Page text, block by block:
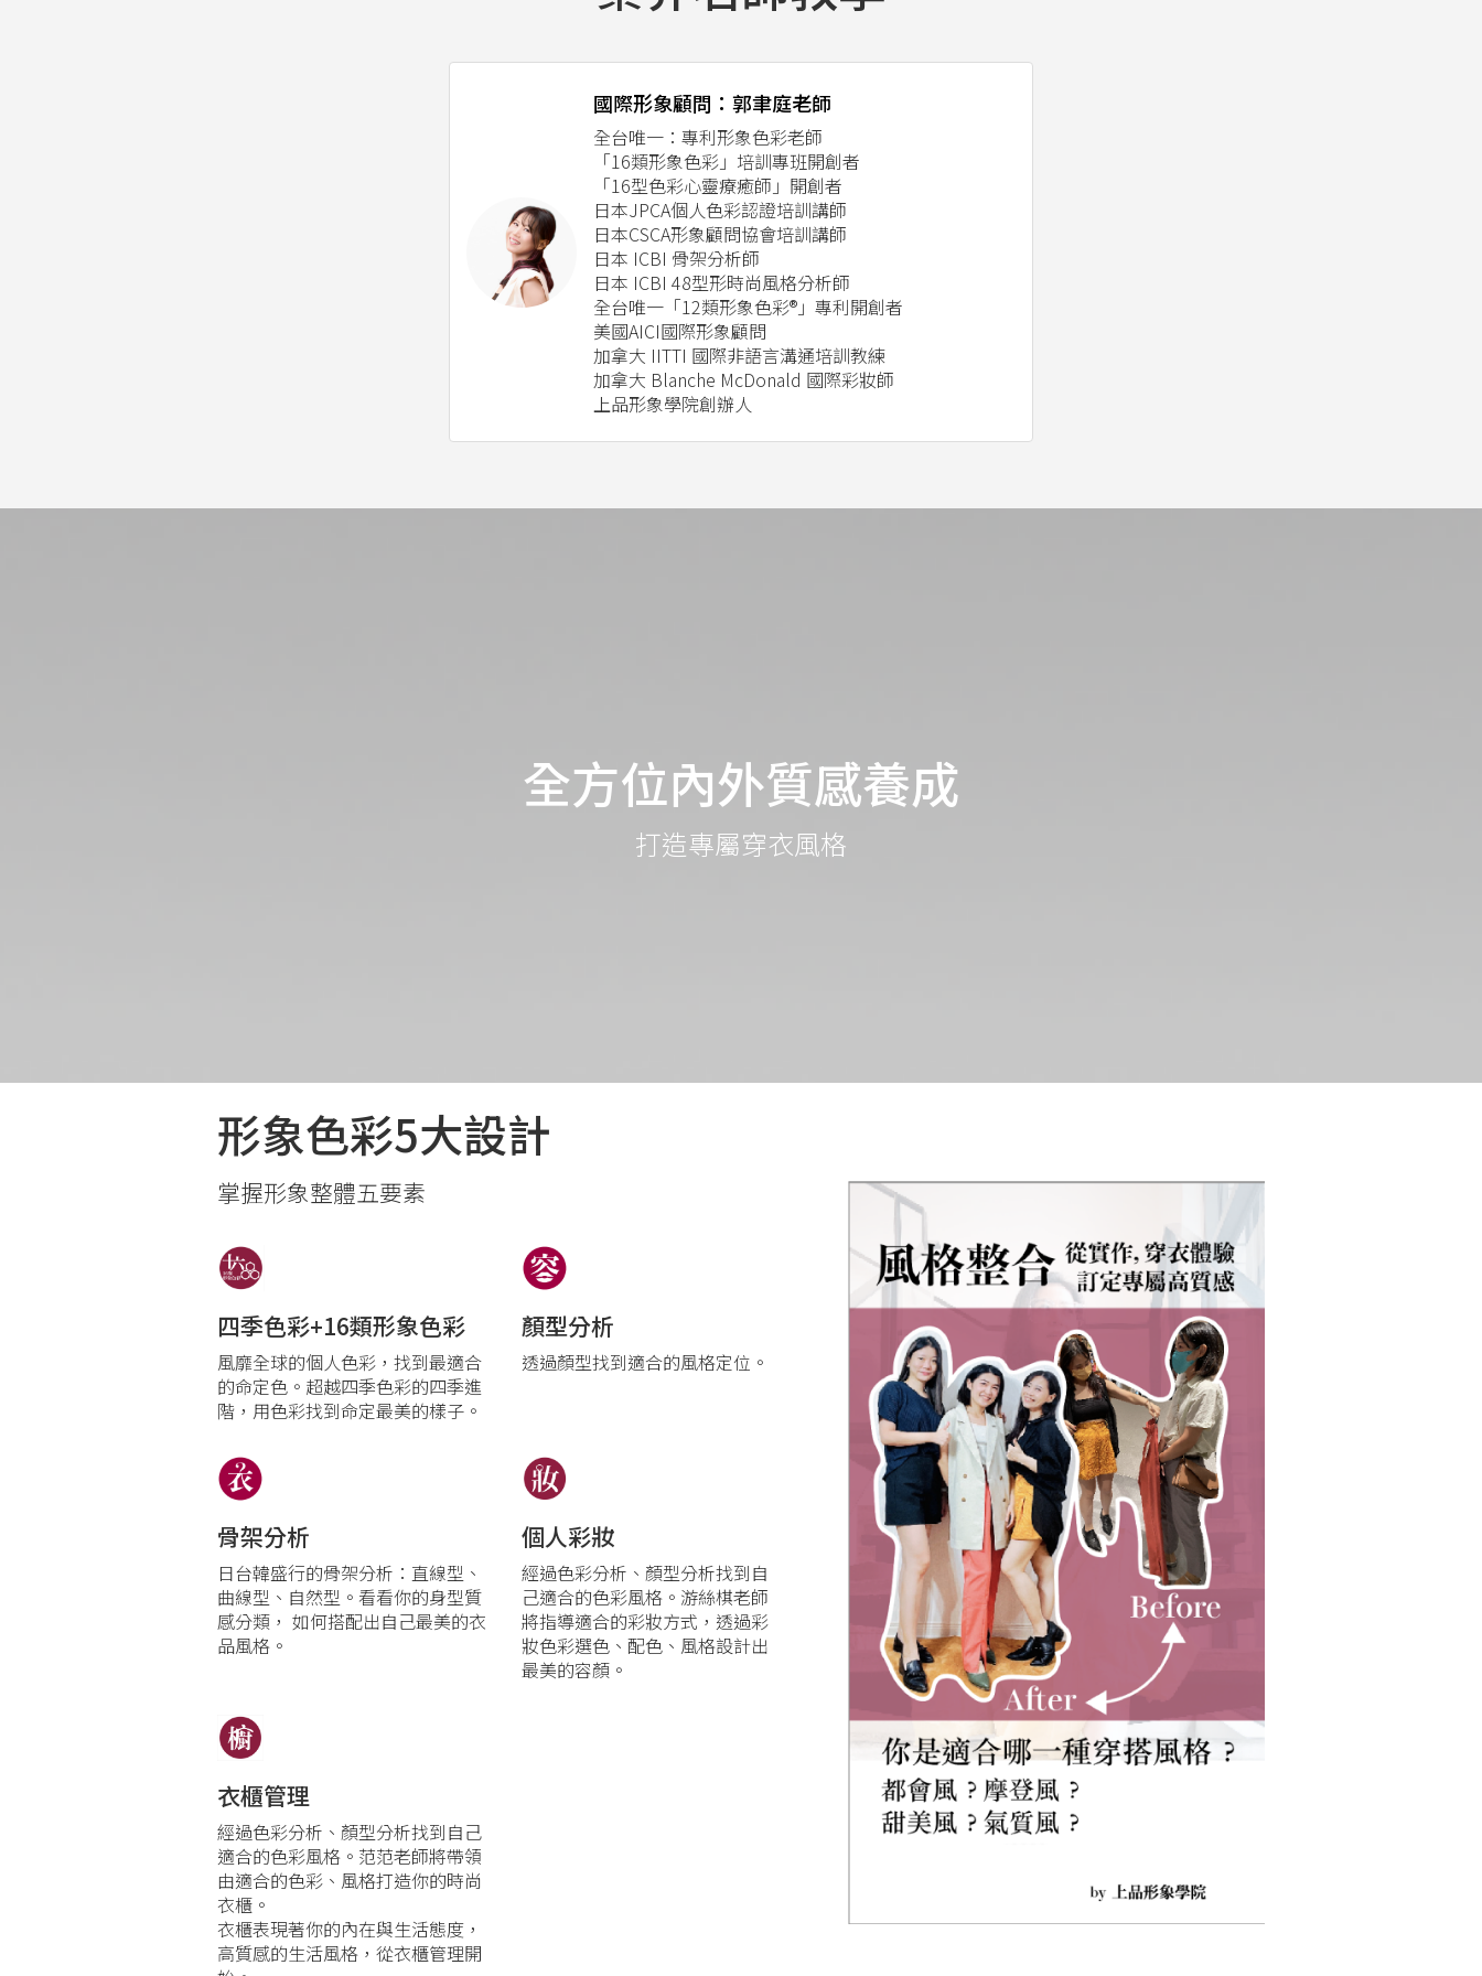
國際形象顧問：郭聿庭老師
全台唯一：專利形象色彩老師
「16類形象色彩」培訓專班開創者
「16型色彩心靈療癒師」開創者
日本JPCA個人色彩認證培訓講師
日本CSCA形象顧問協會培訓講師
日本 ICBI 骨架分析師
日本 ICBI 48型形時尚風格分析師
全台唯一「12類形象色彩®」專利開創者
美國AICI國際形象顧問
加拿大 IITTI 國際非語言溝通培訓教練
加拿大 Blanche McDonald 國際彩妝師
上品形象學院創辦人
全方位內外質感養成
打造專屬穿衣風格
形象色彩5大設計
掌握形象整體五要素
四季色彩+16類形象色彩
風靡全球的個人色彩，找到最適合
的命定色。超越四季色彩的四季進
階，用色彩找到命定最美的樣子。
顏型分析
透過顏型找到適合的風格定位。
骨架分析
日台韓盛行的骨架分析：直線型、
曲線型、自然型。看看你的身型質
感分類， 如何搭配出自己最美的衣
品風格。
個人彩妝
經過色彩分析、顏型分析找到自
己適合的色彩風格。游絲棋老師
將指導適合的彩妝方式，透過彩
妝色彩選色、配色、風格設計出
最美的容顏。
衣櫃管理
經過色彩分析、顏型分析找到自己
適合的色彩風格。范范老師將帶領
由適合的色彩、風格打造你的時尚
衣櫃。
衣櫃表現著你的內在與生活態度，
高質感的生活風格，從衣櫃管理開